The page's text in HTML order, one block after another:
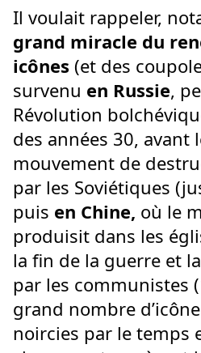
Il voulait rappeler,
grand miracle du
icônes (et des
survenu en Russie,
Révolution
des années 30, avant
mouvement de
par les Soviétiques
puis en Chine, où le
produisit dans les
la fin de la guerre et
par les communistes
grand nombre
noircies par le temps